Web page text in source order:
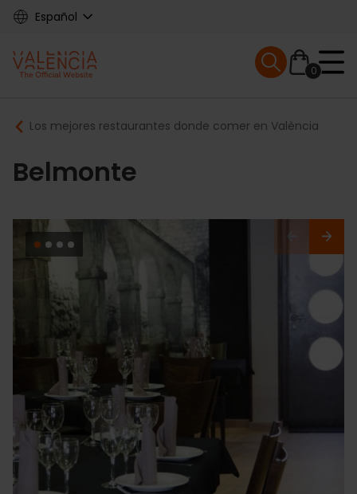
Skip
content
Español
Main
navigation
0
Mobile menu
Breadcrumb
Los mejores restaurantes donde comer en València
Belmonte